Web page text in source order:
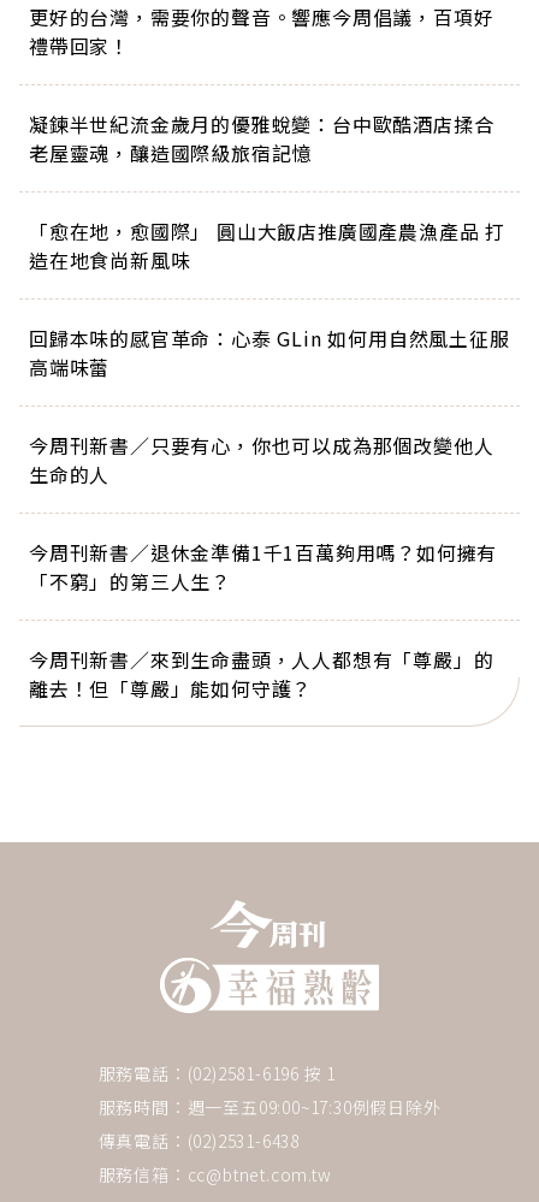
更好的台灣，需要你的聲音。響應今周倡議，百項好
禮帶回家！
凝鍊半世紀流金歲月的優雅蛻變：台中歐酷酒店揉合
老屋靈魂，釀造國際級旅宿記憶
「愈在地，愈國際」 圓山大飯店推廣國產農漁產品 打
造在地食尚新風味
回歸本味的感官革命：心泰 GLin 如何用自然風土征服
高端味蕾
今周刊新書／只要有心，你也可以成為那個改變他人
生命的人
今周刊新書／退休金準備1千1百萬夠用嗎？如何擁有
「不窮」的第三人生？
今周刊新書／來到生命盡頭，人人都想有「尊嚴」的
離去！但「尊嚴」能如何守護？
服務電話：(02)2581-6196 按 1
服務時間：週一至五09:00~17:30例假日除外
傳真電話：(02)2531-6438
服務信箱： cc@btnet.com.tw